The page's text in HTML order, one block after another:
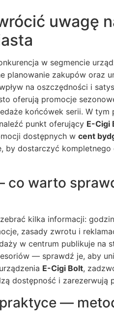
uwagę
w segmencie
planowanie zakupów oraz
na oszczędności i
oferują promocje
końcówek serii. W tym
punkt oferujący E-Cigi
dostępnych w cent
by dostarczyć
co warto
kilka informacji:
zasady zwrotu i
w centrum publikuje na
— sprawdź je, aby
E-Cigi Bolt,
dostępność i zarezerwują
—